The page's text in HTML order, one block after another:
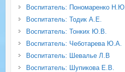
Воспитатель: Пономаренко Н.Ю.
Воспитатель: Тодик А.Е.
Воспитатель: Тонких Ю.В.
Воспитатель: Чеботарева Ю.А.
Воспитатель: Шевалье Л.В
Воспитатель: Шупикова Е.В.